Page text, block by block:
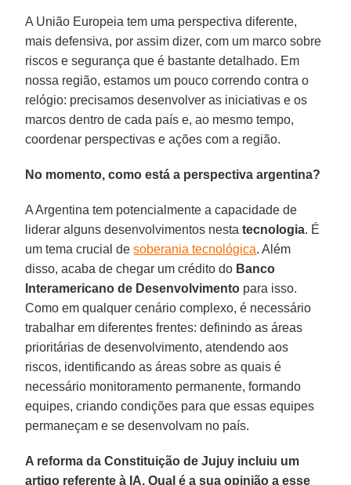
A União Europeia tem uma perspectiva diferente,
mais defensiva, por assim dizer, com um marco sobre
riscos e segurança que é bastante detalhado. Em
nossa região, estamos um pouco correndo contra o
relógio: precisamos desenvolver as iniciativas e os
marcos dentro de cada país e, ao mesmo tempo,
coordenar perspectivas e ações com a região.
No momento, como está a perspectiva argentina?
A Argentina tem potencialmente a capacidade de
liderar alguns desenvolvimentos nestatecnologia. É
um tema crucial desoberania tecnológica. Além
disso, acaba de chegar um crédito do Banco
Interamericano de Desenvolvimento para isso.
Como em qualquer cenário complexo, é necessário
trabalhar em diferentes frentes: definindo as áreas
prioritárias de desenvolvimento, atendendo aos
riscos, identificando as áreas sobre as quais é
necessário monitoramento permanente, formando
equipes, criando condições para que essas equipes
permaneçam e se desenvolvam no país.
A reforma da Constituição de Jujuy incluiu um
artigo referente à IA. Qual é a sua opinião a esse